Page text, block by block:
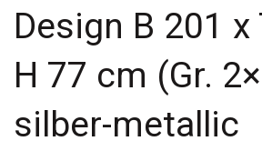
Design B 201 x
H 77 cm (Gr.
silber-metallic